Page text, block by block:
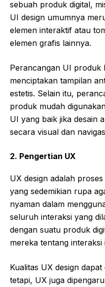
sebuah produk digital,
UI design umumnya
elemen interaktif atau
elemen grafis lainnya.
Perancangan UI produk
menciptakan tampilan
estetis. Selain itu,
produk mudah
UI yang baik jika desain
secara visual dan
2. Pengertian UX
UX design adalah
yang sedemikian rupa
nyaman dalam
seluruh interaksi yang
dengan suatu produk
mereka tentang interaksi
Kualitas UX design
tetapi, UX juga